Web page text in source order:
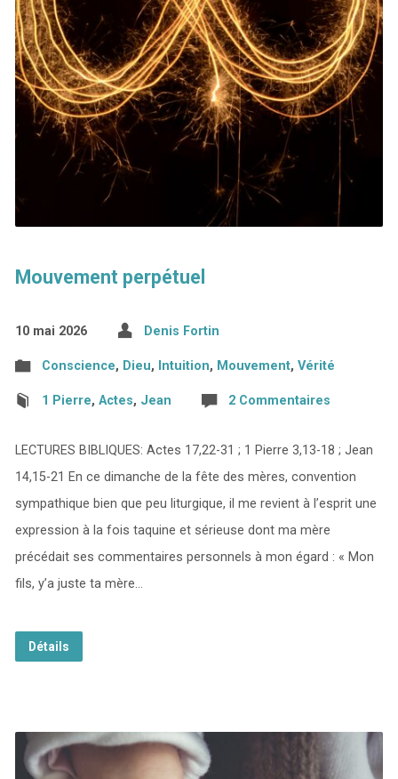
Mouvement perpétuel
10 mai 2026 Denis Fortin
Conscience, Dieu, Intuition, Mouvement, Vérité
1 Pierre, Actes, Jean 2 Commentaires
LECTURES BIBLIQUES: Actes 17,22-31 ; 1 Pierre 3,13-18 ; Jean
14,15-21 En ce dimanche de la fête des mères, convention
sympathique bien que peu liturgique, il me revient à l’esprit une
expression à la fois taquine et sérieuse dont ma mère
précédait ses commentaires personnels à mon égard : « Mon
fils, y’a juste ta mère…
Détails